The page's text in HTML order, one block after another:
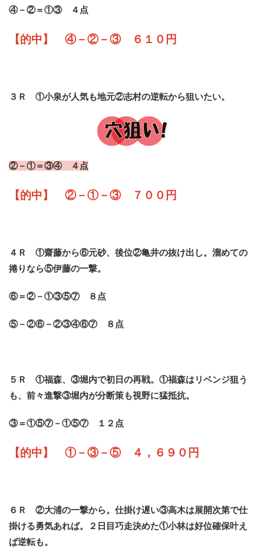
④－②＝①③ ４点
【的中】 ④－②－③ ６１０円
３Ｒ ①小泉が人気も地元②志村の逆転から狙いたい。
②－①＝③④ ４点
【的中】 ②－①－③ ７００円
４Ｒ ①齋藤から⑥元砂、後位②亀井の抜け出し。溜めての
捲りなら⑤伊藤の一撃。
⑥＝②－①③⑤⑦ ８点
⑤－②⑥－②③④⑥⑦ ８点
５Ｒ ①福森、③堀内で初日の再戦。①福森はリベンジ狙う
も、 前々進撃③堀内が分断策も視野に猛抵抗。
③＝①⑤⑦－①⑤⑦ １２点
【的中】 ①－③－⑤ ４，６９０円
６Ｒ ②大浦の一撃から。仕掛け遅い③高木は展開次第で仕
掛ける勇気あれば。２日目巧走決めた①小林は好位確保叶え
ば逆転も。